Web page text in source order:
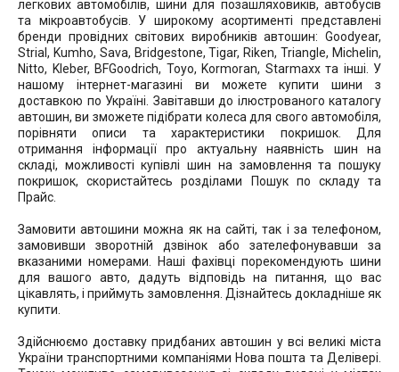
легкових автомобілів, шини для позашляховиків, автобусів
та мікроавтобусів. У широкому асортименті представлені
бренди провідних світових виробників автошин: Goodyear,
Strial, Kumho, Sava, Bridgestone, Tigar, Riken, Triangle, Michelin,
Nitto, Kleber, BFGoodrich, Toyo, Kormoran, Starmaxx та інші. У
нашому інтернет-магазині ви можете купити шини з
доставкою по Україні. Завітавши до ілюстрованого каталогу
автошин, ви зможете підібрати колеса для свого автомобіля,
порівняти описи та характеристики покришок. Для
отримання інформації про актуальну наявність шин на
складі, можливості купівлі шин на замовлення та пошуку
покришок, скористайтесь розділами Пошук по складу та
Прайс.
Замовити автошини можна як на сайті, так і за телефоном,
замовивши зворотній дзвінок або зателефонувавши за
вказаними номерами. Наші фахівці порекомендують шини
для вашого авто, дадуть відповідь на питання, що вас
цікавлять, і приймуть замовлення. Дізнайтесь докладніше як
купити.
Здійснюємо доставку придбаних автошин у всі великі міста
України транспортними компаніями Нова пошта та Делівері.